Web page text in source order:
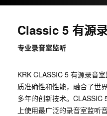
Classic 5 有源
专业录音室监听
KRK CLASSIC 5 有源录音
质准确性和性能，融合了世
多年的创新技术。CLASSIC
上使用最广泛的录音室监听